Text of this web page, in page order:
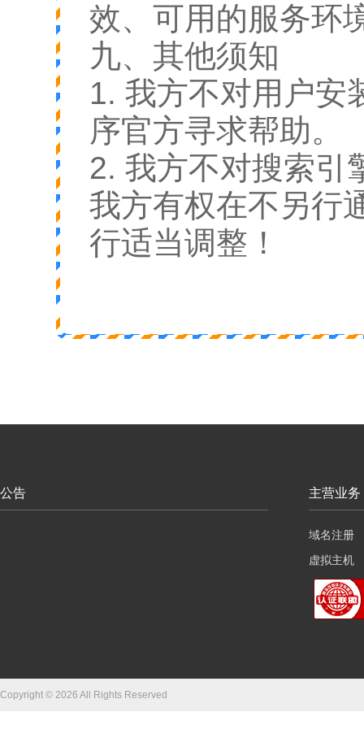
效、可用的服务环
九、其他须知
1. 我方不对用户安
序官方寻求帮助。
2. 我方不对搜索引
我方有权在不另行
行适当调整！
公告 主营业务
域名注册
虚拟主机
云服务器
Copyright © 2026 All Rights Reserved